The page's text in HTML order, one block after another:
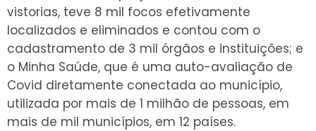
vistorias, teve 8 mil focos efetivamente
localizados e eliminados e contou com o
cadastramento de 3 mil órgãos e instituições; e
o Minha Saúde, que é uma auto-avaliação de
Covid diretamente conectada ao município,
utilizada por mais de 1 milhão de pessoas, em
mais de mil municípios, em 12 países.